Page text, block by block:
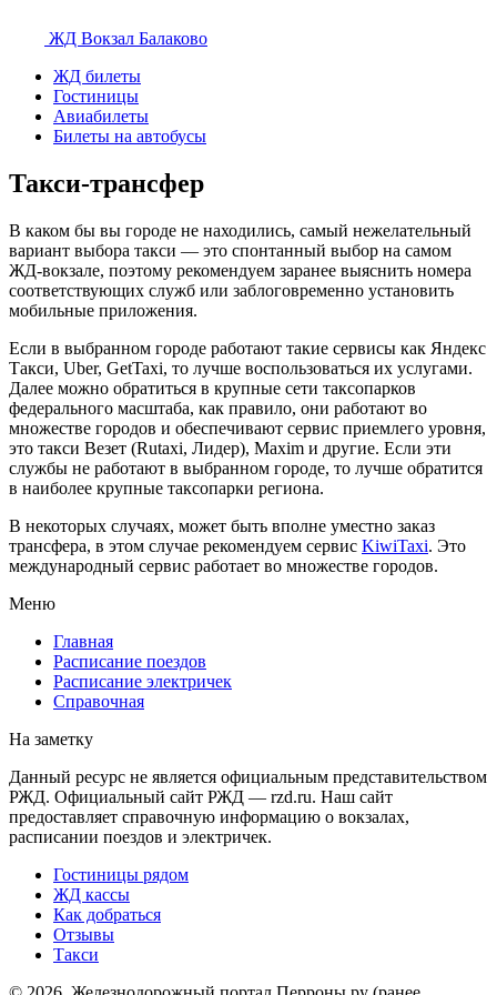
ЖД Вокзал Балаково
ЖД билеты
Гостиницы
Авиабилеты
Билеты на автобусы
Такси-трансфер
В каком бы вы городе не находились, самый нежелательный
вариант выбора такси — это спонтанный выбор на самом
ЖД-вокзале, поэтому рекомендуем заранее выяснить номера
соответствующих служб или заблоговременно установить
мобильные приложения.
Если в выбранном городе работают такие сервисы как Яндекс
Такси, Uber, GetTaxi, то лучше воспользоваться их услугами.
Далее можно обратиться в крупные сети таксопарков
федерального масштаба, как правило, они работают во
множестве городов и обеспечивают сервис приемлего уровня,
это такси Везет (Rutaxi, Лидер), Maxim и другие. Если эти
службы не работают в выбранном городе, то лучше обратится
в наиболее крупные таксопарки региона.
В некоторых случаях, может быть вполне уместно заказ
трансфера, в этом случае рекомендуем сервис KiwiTaxi. Это
международный сервис работает во множестве городов.
Меню
Главная
Расписание поездов
Расписание электричек
Справочная
На заметку
Данный ресурс не является официальным представительством
РЖД. Официальный сайт РЖД — rzd.ru. Наш сайт
предоставляет справочную информацию о вокзалах,
расписании поездов и электричек.
Гостиницы рядом
ЖД кассы
Как добраться
Отзывы
Такси